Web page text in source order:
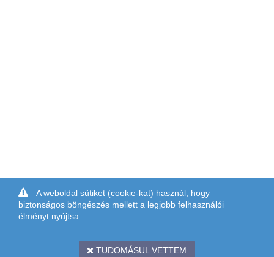
A weboldal sütiket (cookie-kat) használ, hogy
biztonságos böngészés mellett a legjobb felhasználói
élményt nyújtsa.
TUDOMÁSUL VETTEM